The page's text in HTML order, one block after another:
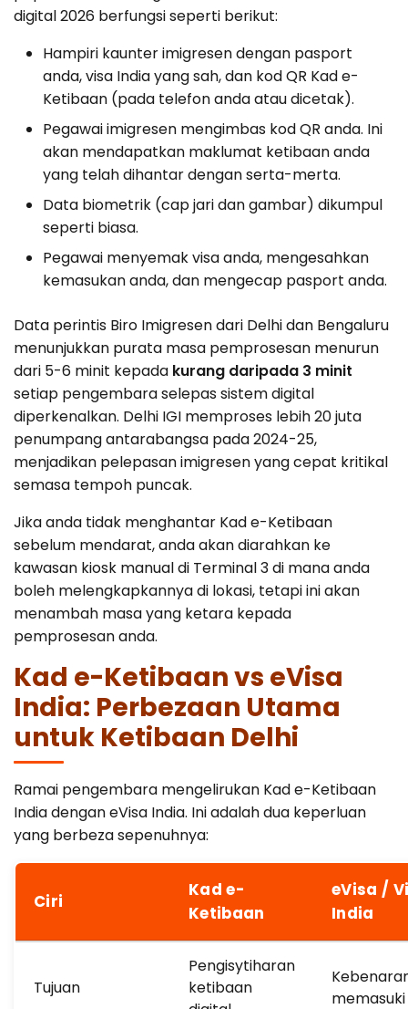
digital 2026 berfungsi seperti berikut:
Hampiri kaunter imigresen dengan pasport
anda, visa India yang sah, dan kod QR Kad e-
Ketibaan (pada telefon anda atau dicetak).
Pegawai imigresen mengimbas kod QR anda. Ini
akan mendapatkan maklumat ketibaan anda
yang telah dihantar dengan serta-merta.
Data biometrik (cap jari dan gambar) dikumpul
seperti biasa.
Pegawai menyemak visa anda, mengesahkan
kemasukan anda, dan mengecap pasport anda.
Data perintis Biro Imigresen dari Delhi dan Bengaluru
menunjukkan purata masa pemprosesan menurun
dari 5-6 minit kepada kurang daripada 3 minit
setiap pengembara selepas sistem digital
diperkenalkan. Delhi IGI memproses lebih 20 juta
penumpang antarabangsa pada 2024-25,
menjadikan pelepasan imigresen yang cepat kritikal
semasa tempoh puncak.
Jika anda tidak menghantar Kad e-Ketibaan
sebelum mendarat, anda akan diarahkan ke
kawasan kiosk manual di Terminal 3 di mana anda
boleh melengkapkannya di lokasi, tetapi ini akan
menambah masa yang ketara kepada
pemprosesan anda.
Kad e-Ketibaan vs eVisa
India: Perbezaan Utama
untuk Ketibaan Delhi
Ramai pengembara mengelirukan Kad e-Ketibaan
India dengan eVisa India. Ini adalah dua keperluan
yang berbeza sepenuhnya:
Ciri
Kad e-
Ketibaan
eVisa /
India
Tujuan
Pengisytiharan
ketibaan